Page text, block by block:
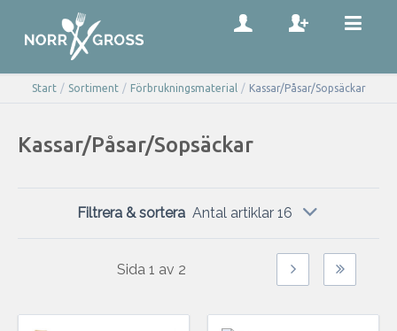
Start / Sortiment / Förbrukningsmaterial / Kassar/Påsar/Sopsäckar
Kassar/Påsar/Sopsäckar
Filtrera & sortera Antal artiklar 16
Sida 1 av 2